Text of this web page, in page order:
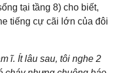
tại tầng 8) cho biết,
tiếng cự cãi lớn của đôi
ĩ. Ít lâu sau, tôi nghe 2